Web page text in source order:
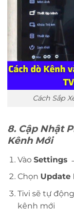
Cách Sắp
8. Cập Nhật
Kênh Mới
Vào Settings
Chọn Update
Tivi sẽ tự
kênh mới